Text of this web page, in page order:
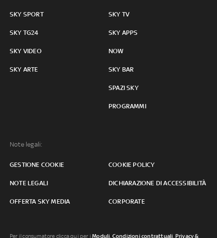
SKY SPORT
SKY TG24
SKY VIDEO
SKY ARTE
SKY TV
SKY APPS
NOW
SKY BAR
SPAZI SKY
PROGRAMMI
Note legali:
GESTIONE COOKIE COOKIE POLICY
NOTE LEGALI DICHIARAZIONE DI ACCESSIBILITÀ
OFFERTA SKY MEDIA CORPORATE
Per il consumatore clicca qui per iModuli, Condizioni contrattuali Privacy &